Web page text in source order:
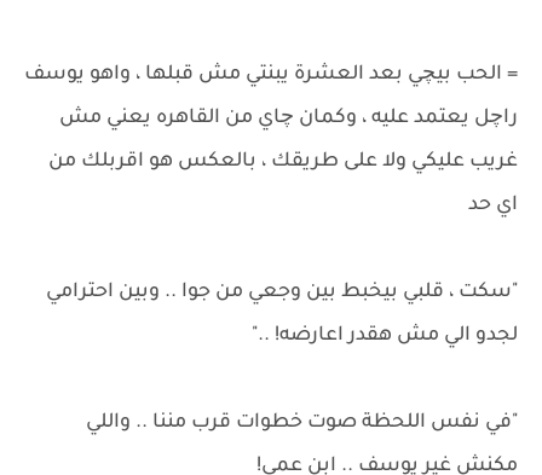
= الحب بيچي بعد العشرة يبنتي مش قبلها ، واهو يوسف
راچل يعتمد عليه ، وكمان چاي من القاهره يعني مش
غريب عليكي ولا على طريقك ، بالعكس هو اقربلك من
اي حد
"سكت ، قلبي بيخبط بين وجعي من جوا .. وبين احترامي
لجدو الي مش هقدر اعارضه! .."
"في نفس اللحظة صوت خطوات قرب مننا .. واللي
مكنش غير يوسف .. ابن عمي!